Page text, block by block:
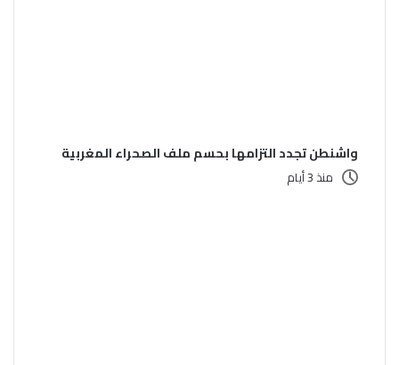
واشنطن تجدد التزامها بحسم ملف الصحراء المغربية
منذ 3 أيام